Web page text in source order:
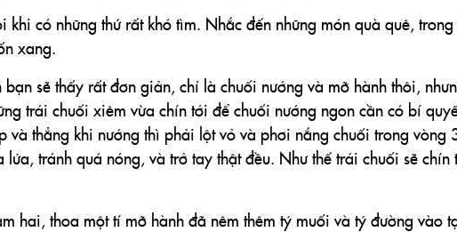
có những thứ rất khó tìm. Nhắc đến những món quà quê,
xang.
sẽ thấy rất đơn giản, chỉ là chuối nướng và mỡ hành thôi,
trái chuối xiêm vừa chín tới để chuối nướng ngon cần có bí
và thẳng khi nướng thì phải lột vỏ và phơi nắng chuối trong vòng
lửa, tránh quá nóng, và trở tay thật đều. Như thế trái chuối sẽ chín
hai, thoa một tí mỡ hành đã nêm thêm tý muối và tý đường vào